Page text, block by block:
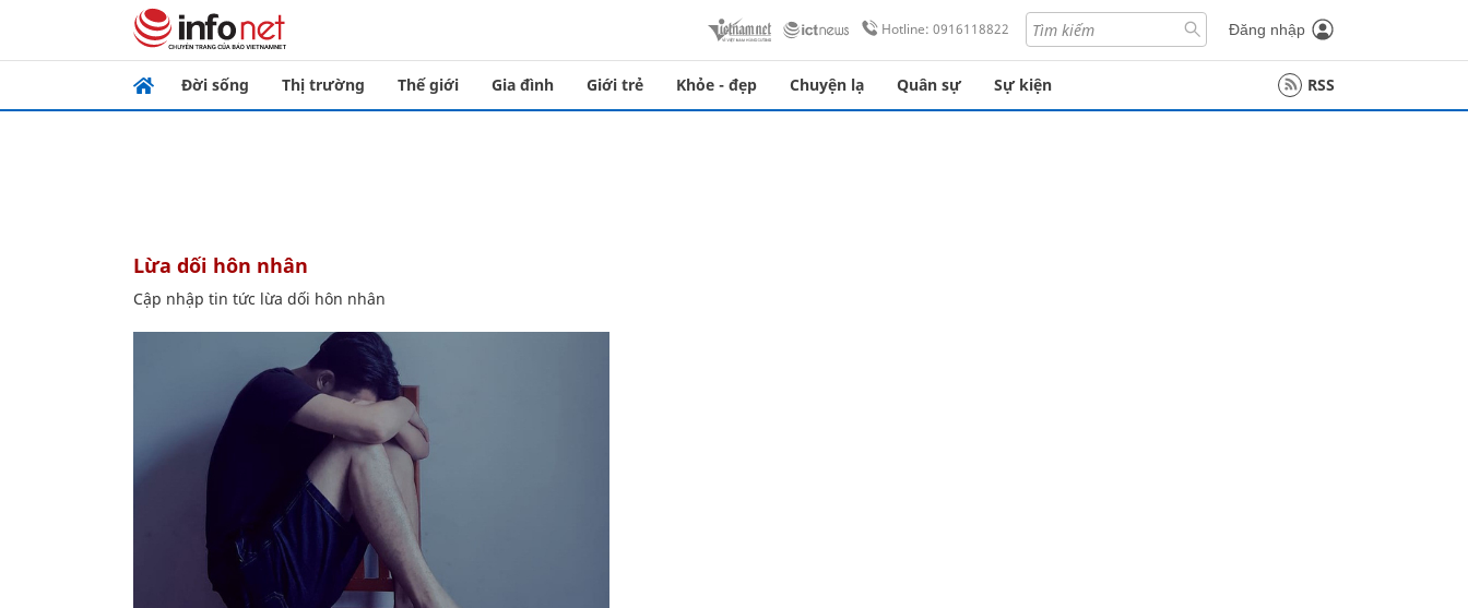
Hotline: 0916118822 Đăng nhập
Đời sống Thị trường Thế giới Gia đình Giới trẻ Khỏe - đẹp Chuyện lạ Quân sự Sự kiện RSS
lừa dối hôn nhân
Cập nhập tin tức lừa dối hôn nhân